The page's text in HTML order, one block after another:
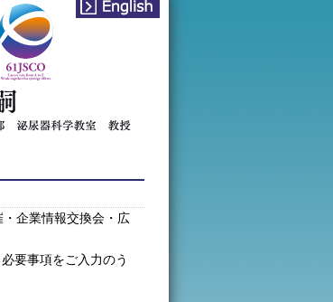
企業情報交換会・広
要事項をご入力のう